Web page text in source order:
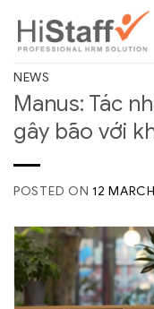
NEWS
Manus: Tác
gây bão với
POSTED ON 12